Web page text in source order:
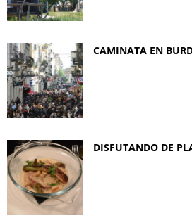
CAMINATA EN
DISFUTANDO DE